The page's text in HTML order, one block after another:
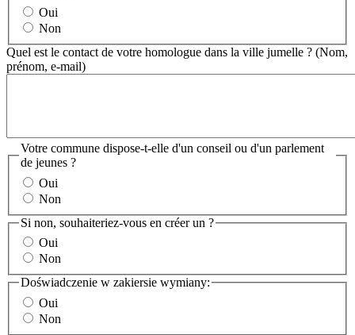
Oui
Non
Quel est le contact de votre homologue dans la ville jumelle ? (Nom,
prénom, e-mail)
Votre commune dispose-t-elle d'un conseil ou d'un parlement
de jeunes ?
Oui
Non
Si non, souhaiteriez-vous en créer un ?
Oui
Non
Doświadczenie w zakiersie wymiany:
Oui
Non